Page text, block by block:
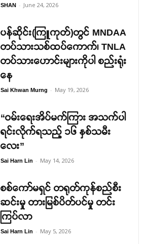
SHAN - June 24, 2026
ပန်ဆိုင်း(ကြူကုတ်)တွင် MNDAA
တပ်သားသစ်ထပ်ကောက်၊ TNLA
တပ်သားဟောင်းများကိုပါ စည်းရုံး
နေ
Sai Khwan Murng - May 19, 2026
“ဝမ်းရေးအိပ်မက်ကြား အသက်ပါ
ရင်းလိုက်ရသည့် ၁၆ နှစ်သမီး
လေး”
Sai Harn Lin - May 14, 2026
စစ်ကော်မရှင် တရုတ်ကုန်စည်စီး
ဆင်းမှု တားမြစ်ပိတ်ပင်မှု တင်း
ကြပ်လာ
Sai Harn Lin - May 5, 2026